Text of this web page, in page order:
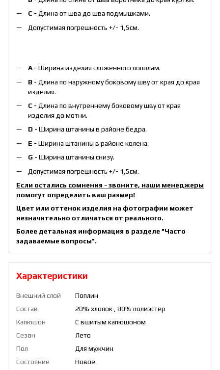
С - Длина от шва до шва подмышками.
Допустимая погрешность +/- 1,5см.
А - Ширина изделия сложенного пополам.
B - Длина по наружному боковому шву от края до края
изделия.
С - Длина по внутреннему боковому шву от края
изделия до мотни.
D - Ширина штанины в районе бедра.
E - Ширина штанины в районе колена.
G - Ширина штанины снизу.
Допустимая погрешность +/- 1,5см.
Если остались сомнения - звоните, наши менеджеры
помогут определить ваш размер!
Цвет или оттенок изделия на фотографии может
незначительно отличаться от реального.
Более детальная информация в разделе "Часто
задаваемые вопросы".
Характеристики
Внешний слой
Поплин
Состав
20% хлопок , 80% полиэстер
Капюшон
С вшитым капюшоном
Сезон
Лето
Пол
Для мужчин
Состояние
Новое